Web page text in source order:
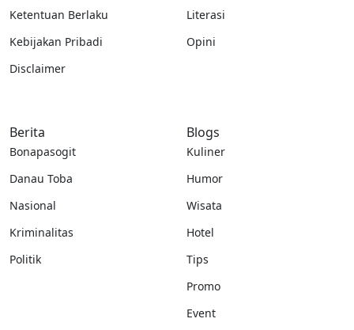
Ketentuan Berlaku
Kebijakan Pribadi
Disclaimer
Literasi
Opini
Berita
Bonapasogit
Danau Toba
Nasional
Kriminalitas
Politik
Blogs
Kuliner
Humor
Wisata
Hotel
Tips
Promo
Event